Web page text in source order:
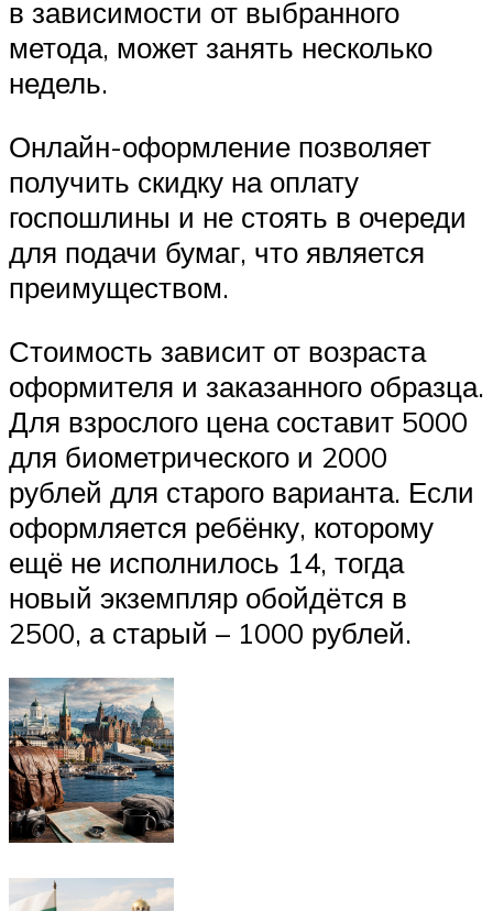
в зависимости от выбранного
метода, может занять несколько
недель.
Онлайн-оформление позволяет
получить скидку на оплату
госпошлины и не стоять в очереди
для подачи бумаг, что является
преимуществом.
Стоимость зависит от возраста
оформителя и заказанного образца.
Для взрослого цена составит 5000
для биометрического и 2000
рублей для старого варианта. Если
оформляется ребёнку, которому
ещё не исполнилось 14, тогда
новый экземпляр обойдётся в
2500, а старый – 1000 рублей.